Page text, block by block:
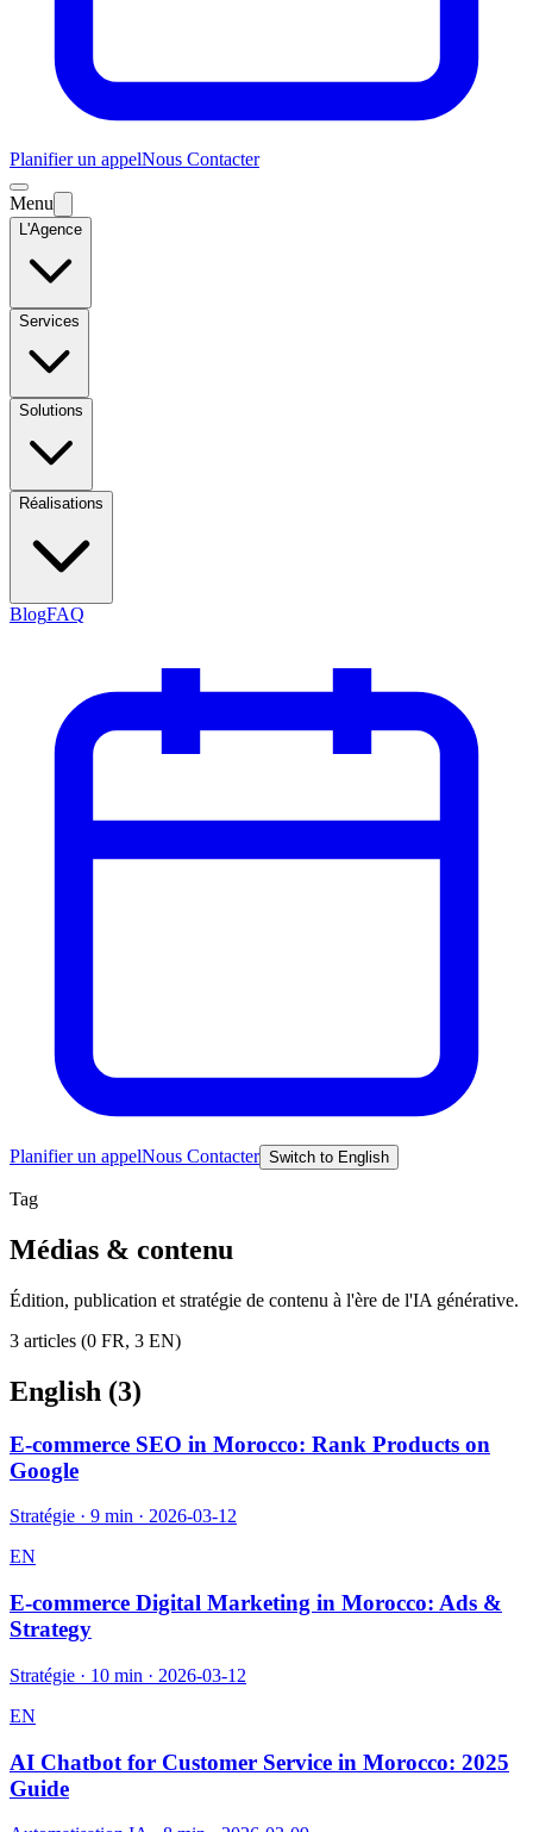
Planifier un appelNous Contacter
Menu
L'Agence
Services
Solutions
Réalisations
BlogFAQ
Planifier un appelNous Contacter Switch to English
Tag
Médias & contenu
Édition, publication et stratégie de contenu à l'ère de l'IA générative.
3 articles (0 FR, 3 EN)
English (3)
E-commerce SEO in Morocco: Rank Products on
Google
Stratégie · 9 min · 2026-03-12
EN
E-commerce Digital Marketing in Morocco: Ads &
Strategy
Stratégie · 10 min · 2026-03-12
EN
AI Chatbot for Customer Service in Morocco: 2025
Guide